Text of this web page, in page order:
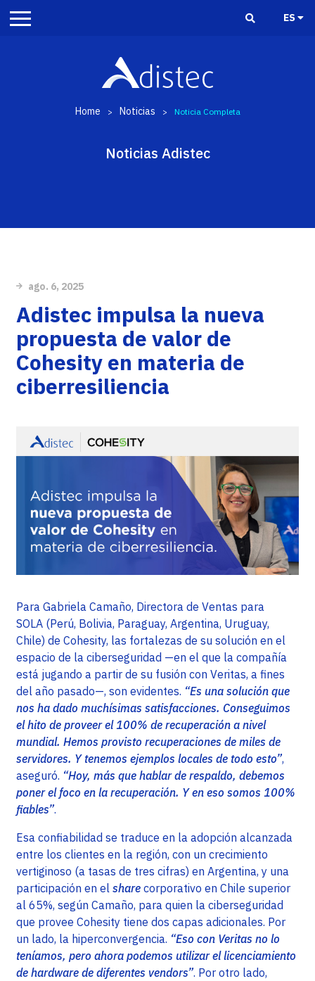
ES
Home > Noticias > Noticia Completa
Noticias Adistec
ago. 6, 2025
Adistec impulsa la nueva
propuesta de valor de
Cohesity en materia de
ciberresiliencia
Para Gabriela Camaño, Directora de Ventas para
SOLA (Perú, Bolivia, Paraguay, Argentina, Uruguay,
Chile) de Cohesity, las fortalezas de su solución en el
espacio de la ciberseguridad —en el que la compañía
está jugando a partir de su fusión con Veritas, a fines
del año pasado—, son evidentes. “Es una solución que
nos ha dado muchísimas satisfacciones. Conseguimos
el hito de proveer el 100% de recuperación a nivel
mundial. Hemos provisto recuperaciones de miles de
servidores. Y tenemos ejemplos locales de todo esto”,
aseguró. “Hoy, más que hablar de respaldo, debemos
poner el foco en la recuperación. Y en eso somos 100%
fiables”.
Esa confiabilidad se traduce en la adopción alcanzada
entre los clientes en la región, con un crecimiento
vertiginoso (a tasas de tres cifras) en Argentina, y una
participación en el share corporativo en Chile superior
al 65%, según Camaño, para quien la ciberseguridad
que provee Cohesity tiene dos capas adicionales. Por
un lado, la hiperconvergencia. “Eso con Veritas no lo
teníamos, pero ahora podemos utilizar el licenciamiento
de hardware de diferentes vendors”. Por otro lado,